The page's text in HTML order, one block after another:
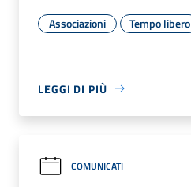
Associazioni Tempo libero
LEGGI DI PIÙ
COMUNICATI